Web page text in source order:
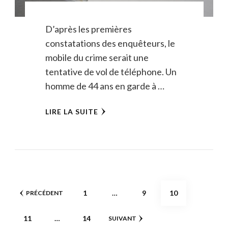
D’après les premières
constatations des enquêteurs, le
mobile du crime serait une
tentative de vol de téléphone. Un
homme de 44 ans en garde à …
LIRE LA SUITE
Pagination
publications
PRÉCÉDENT PAGE
1 … PAGE
9 PAGE
10
PAGE
11 … PAGE
14 SUIVANT